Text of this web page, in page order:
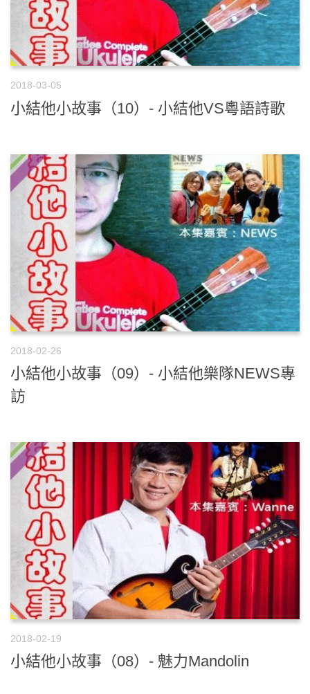
2018-03-05
小結他小故事（10）- 小結他VS粵語詩歌
2018-02-26
小結他小故事（09）- 小結他樂隊NEWS專
訪
2018-02-19
小結他小故事（08）- 魅力Mandolin